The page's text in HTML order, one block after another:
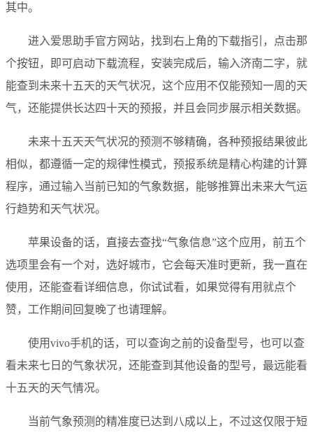
其中。
进入爱思助手官方网站，找到右上角的下载指引，点击那
个按钮，即可启动下载流程，安装完成后，输入济南二字，就
能查到未来十五天的天气状况，这个应用不仅能预知一周的天
气，还能提供长达四十天的预报，并且会同步展示相关数据。
未来十五天天气状况的预测不够精确，各种预报结果彼此
相似，都遵循一定的规律性模式，预报系统是精心构建的计算
程序，通过输入当前已知的气象数据，能够推算出未来大气运
行趋势和天气状况。
苹果设备的话，直接去查找“气象信息”这个应用，前五个
选项里会有一个对，选好城市，它会每天准时更新，我一直在
使用，还能查看详细信息，你试试看，如果觉得有用就点个
赞，工作期间回复晚了也请理解。
使用vivo手机的话，可以查询之前的设备型号，也可以查
看未来七日的气象状况，还能查到其他设备的型号，最远能看
十五天的天气情况。
当前气象预测的精准度已达到八成以上，不过这仅限于短